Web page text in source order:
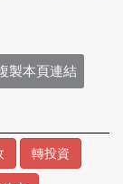
製本頁連結
轉投資